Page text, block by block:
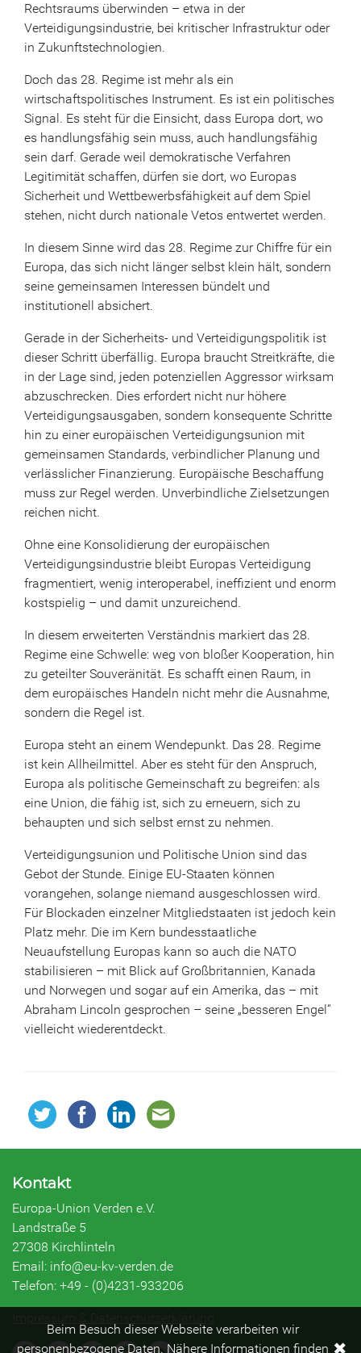
Rechtsraums überwinden – etwa in der
Verteidigungsindustrie, bei kritischer Infrastruktur oder
in Zukunftstechnologien.
Doch das 28. Regime ist mehr als ein
wirtschaftspolitisches Instrument. Es ist ein politisches
Signal. Es steht für die Einsicht, dass Europa dort, wo
es handlungsfähig sein muss, auch handlungsfähig
sein darf. Gerade weil demokratische Verfahren
Legitimität schaffen, dürfen sie dort, wo Europas
Sicherheit und Wettbewerbsfähigkeit auf dem Spiel
stehen, nicht durch nationale Vetos entwertet werden.
In diesem Sinne wird das 28. Regime zur Chiffre für ein
Europa, das sich nicht länger selbst klein hält, sondern
seine gemeinsamen Interessen bündelt und
institutionell absichert.
Gerade in der Sicherheits- und Verteidigungspolitik ist
dieser Schritt überfällig. Europa braucht Streitkräfte, die
in der Lage sind, jeden potenziellen Aggressor wirksam
abzuschrecken. Dies erfordert nicht nur höhere
Verteidigungsausgaben, sondern konsequente Schritte
hin zu einer europäischen Verteidigungsunion mit
gemeinsamen Standards, verbindlicher Planung und
verlässlicher Finanzierung. Europäische Beschaffung
muss zur Regel werden. Unverbindliche Zielsetzungen
reichen nicht.
Ohne eine Konsolidierung der europäischen
Verteidigungsindustrie bleibt Europas Verteidigung
fragmentiert, wenig interoperabel, ineffizient und enorm
kostspielig – und damit unzureichend.
In diesem erweiterten Verständnis markiert das 28.
Regime eine Schwelle: weg von bloßer Kooperation, hin
zu geteilter Souveränität. Es schafft einen Raum, in
dem europäisches Handeln nicht mehr die Ausnahme,
sondern die Regel ist.
Europa steht an einem Wendepunkt. Das 28. Regime
ist kein Allheilmittel. Aber es steht für den Anspruch,
Europa als politische Gemeinschaft zu begreifen: als
eine Union, die fähig ist, sich zu erneuern, sich zu
behaupten und sich selbst ernst zu nehmen.
Verteidigungsunion und Politische Union sind das
Gebot der Stunde. Einige EU-Staaten können
vorangehen, solange niemand ausgeschlossen wird.
Für Blockaden einzelner Mitgliedstaaten ist jedoch kein
Platz mehr. Die im Kern bundesstaatliche
Neuaufstellung Europas kann so auch die NATO
stabilisieren – mit Blick auf Großbritannien, Kanada
und Norwegen und sogar auf ein Amerika, das – mit
Abraham Lincoln gesprochen – seine „besseren Engel“
vielleicht wiederentdeckt.
Kontakt
Europa-Union Verden e.V.
Landstraße 5
27308 Kirchlinteln
Email: info@eu-kv-verden.de
Telefon: +49 - (0)4231-933206
Beim Besuch dieser Webseite verarbeiten wir
personenbezogene Daten. Nähere Informationen finden ✖